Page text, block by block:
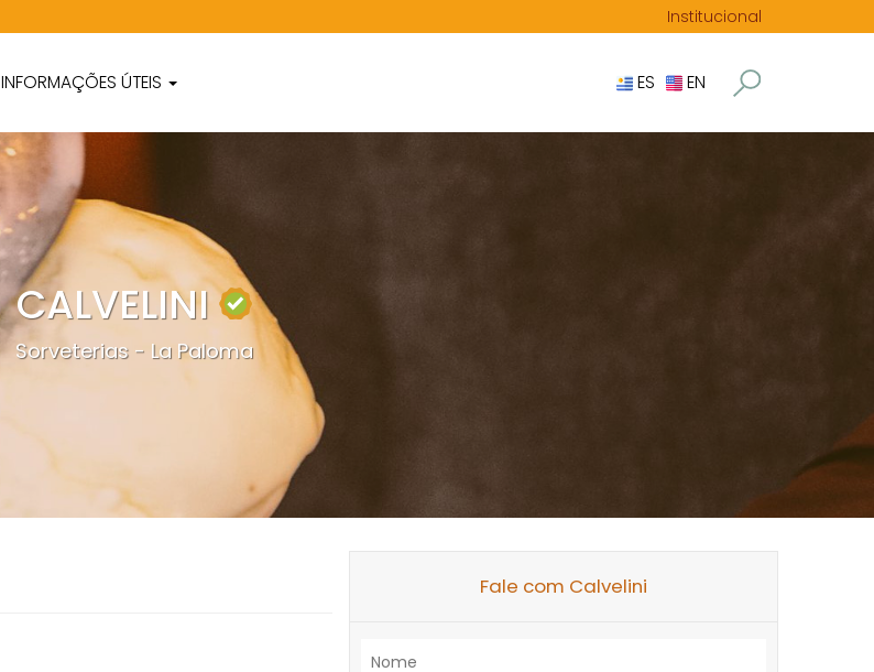
Institucional
INFORMAÇÕES ÚTEIS ES EN
CALVELINI
Sorveterias - La Paloma
Fale com Calvelini